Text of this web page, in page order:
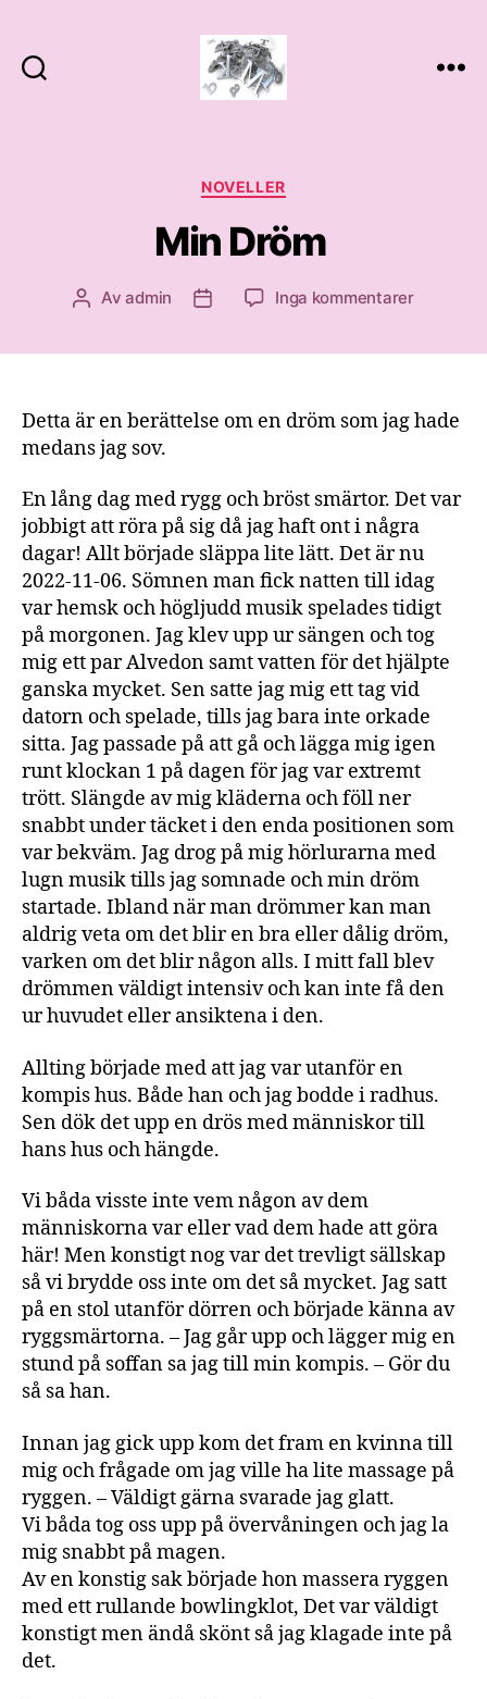
Kategorier
NOVELLER
Min Dröm
Inläggsförfattare
Avadmin InläggsdatumInga kommentarertill
Detta är en berättelse om en dröm som jag hade
medans jag sov.
En lång dag med rygg och bröst smärtor. Det var
jobbigt att röra på sig då jag haft ont i några
dagar! Allt började släppa lite lätt. Det är nu
2022-11-06. Sömnen man fick natten till idag
var hemsk och högljudd musik spelades tidigt
på morgonen. Jag klev upp ur sängen och tog
mig ett par Alvedon samt vatten för det hjälpte
ganska mycket. Sen satte jag mig ett tag vid
datorn och spelade, tills jag bara inte orkade
sitta. Jag passade på att gå och lägga mig igen
runt klockan 1 på dagen för jag var extremt
trött. Slängde av mig kläderna och föll ner
snabbt under täcket i den enda positionen som
var bekväm. Jag drog på mig hörlurarna med
lugn musik tills jag somnade och min dröm
startade. Ibland när man drömmer kan man
aldrig veta om det blir en bra eller dålig dröm,
varken om det blir någon alls. I mitt fall blev
drömmen väldigt intensiv och kan inte få den
ur huvudet eller ansiktena i den.
Allting började med att jag var utanför en
kompis hus. Både han och jag bodde i radhus.
Sen dök det upp en drös med människor till
hans hus och hängde.
Vi båda visste inte vem någon av dem
människorna var eller vad dem hade att göra
här! Men konstigt nog var det trevligt sällskap
så vi brydde oss inte om det så mycket. Jag satt
på en stol utanför dörren och började känna av
ryggsmärtorna. – Jag går upp och lägger mig en
stund på soffan sa jag till min kompis. – Gör du
så sa han.
Innan jag gick upp kom det fram en kvinna till
mig och frågade om jag ville ha lite massage på
ryggen. – Väldigt gärna svarade jag glatt.
Vi båda tog oss upp på övervåningen och jag la
mig snabbt på magen.
Av en konstig sak började hon massera ryggen
med ett rullande bowlingklot, Det var väldigt
konstigt men ändå skönt så jag klagade inte på
det.